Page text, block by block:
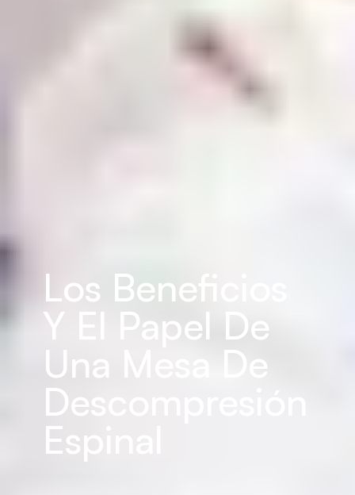
Los Beneficios
Y El Papel De
Una Mesa De
Descompresión
Espinal